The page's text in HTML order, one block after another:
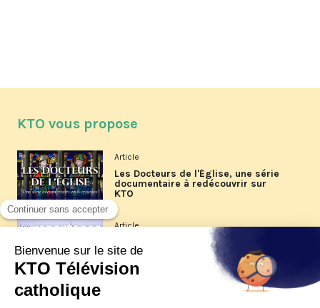
KTO vous propose
Article
Les Docteurs de l'Église, une série
documentaire à redécouvrir sur
KTO
Article
Les reportages d'été 2026 de KTO